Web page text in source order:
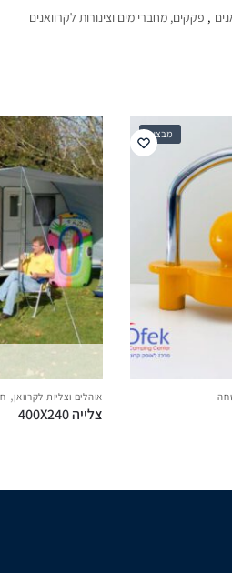
, פקקים, מחברי מים וצינורות לקרוואנים
מבצע!
אוהלים וצליות לקרוואן,
צלייה 400X240